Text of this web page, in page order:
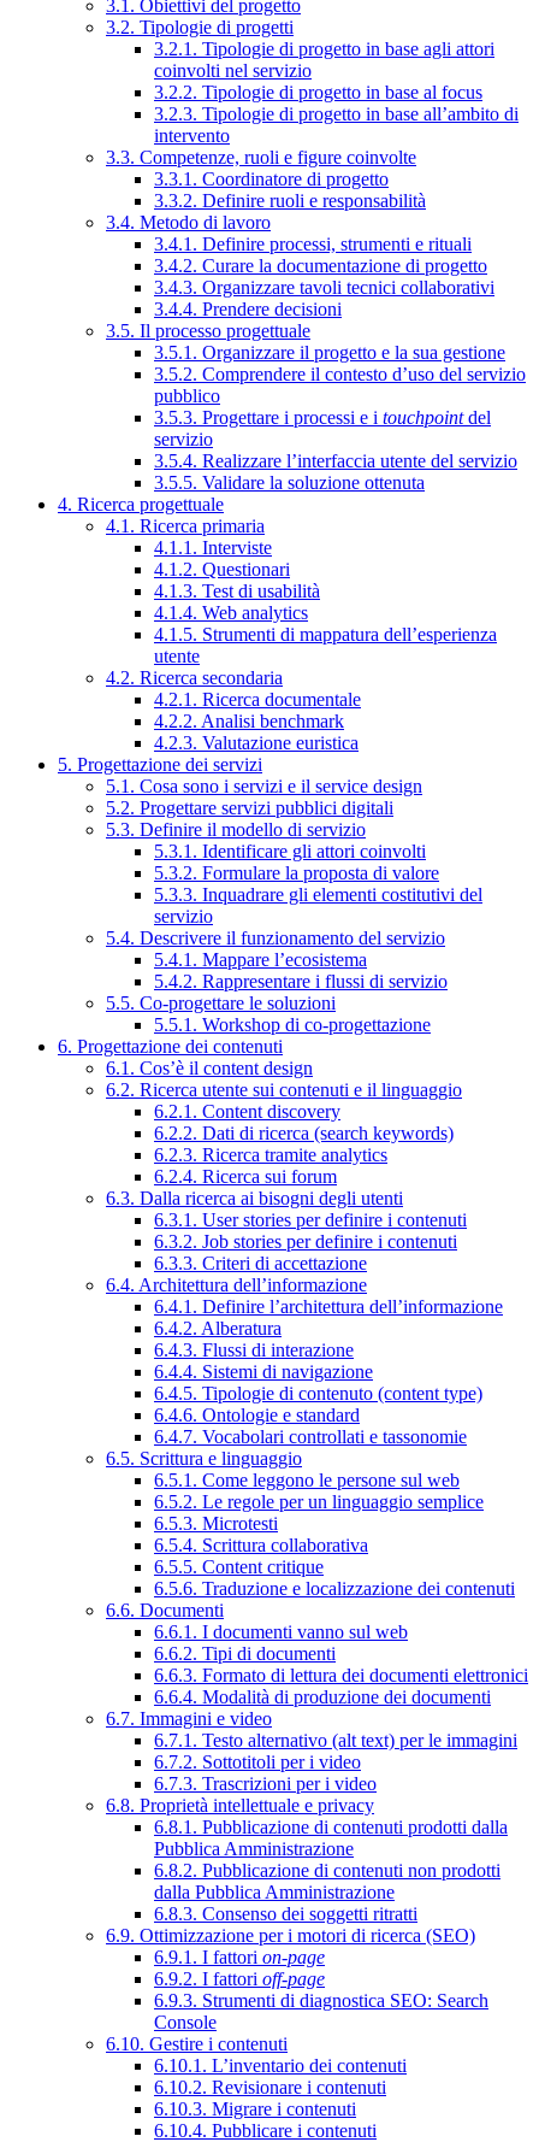
3.1. Obiettivi del progetto
3.2. Tipologie di progetti
3.2.1. Tipologie di progetto in base agli attori
coinvolti nel servizio
3.2.2. Tipologie di progetto in base al focus
3.2.3. Tipologie di progetto in base all’ambito di
intervento
3.3. Competenze, ruoli e figure coinvolte
3.3.1. Coordinatore di progetto
3.3.2. Definire ruoli e responsabilità
3.4. Metodo di lavoro
3.4.1. Definire processi, strumenti e rituali
3.4.2. Curare la documentazione di progetto
3.4.3. Organizzare tavoli tecnici collaborativi
3.4.4. Prendere decisioni
3.5. Il processo progettuale
3.5.1. Organizzare il progetto e la sua gestione
3.5.2. Comprendere il contesto d’uso del servizio
pubblico
3.5.3. Progettare i processi e i touchpointdel
servizio
3.5.4. Realizzare l’interfaccia utente del servizio
3.5.5. Validare la soluzione ottenuta
4. Ricerca progettuale
4.1. Ricerca primaria
4.1.1. Interviste
4.1.2. Questionari
4.1.3. Test di usabilità
4.1.4. Web analytics
4.1.5. Strumenti di mappatura dell’esperienza
utente
4.2. Ricerca secondaria
4.2.1. Ricerca documentale
4.2.2. Analisi benchmark
4.2.3. Valutazione euristica
5. Progettazione dei servizi
5.1. Cosa sono i servizi e il service design
5.2. Progettare servizi pubblici digitali
5.3. Definire il modello di servizio
5.3.1. Identificare gli attori coinvolti
5.3.2. Formulare la proposta di valore
5.3.3. Inquadrare gli elementi costitutivi del
servizio
5.4. Descrivere il funzionamento del servizio
5.4.1. Mappare l’ecosistema
5.4.2. Rappresentare i flussi di servizio
5.5. Co-progettare le soluzioni
5.5.1. Workshop di co-progettazione
6. Progettazione dei contenuti
6.1. Cos’è il content design
6.2. Ricerca utente sui contenuti e il linguaggio
6.2.1. Content discovery
6.2.2. Dati di ricerca (search keywords)
6.2.3. Ricerca tramite analytics
6.2.4. Ricerca sui forum
6.3. Dalla ricerca ai bisogni degli utenti
6.3.1. User stories per definire i contenuti
6.3.2. Job stories per definire i contenuti
6.3.3. Criteri di accettazione
6.4. Architettura dell’informazione
6.4.1. Definire l’architettura dell’informazione
6.4.2. Alberatura
6.4.3. Flussi di interazione
6.4.4. Sistemi di navigazione
6.4.5. Tipologie di contenuto (content type)
6.4.6. Ontologie e standard
6.4.7. Vocabolari controllati e tassonomie
6.5. Scrittura e linguaggio
6.5.1. Come leggono le persone sul web
6.5.2. Le regole per un linguaggio semplice
6.5.3. Microtesti
6.5.4. Scrittura collaborativa
6.5.5. Content critique
6.5.6. Traduzione e localizzazione dei contenuti
6.6. Documenti
6.6.1. I documenti vanno sul web
6.6.2. Tipi di documenti
6.6.3. Formato di lettura dei documenti elettronici
6.6.4. Modalità di produzione dei documenti
6.7. Immagini e video
6.7.1. Testo alternativo (alt text) per le immagini
6.7.2. Sottotitoli per i video
6.7.3. Trascrizioni per i video
6.8. Proprietà intellettuale e privacy
6.8.1. Pubblicazione di contenuti prodotti dalla
Pubblica Amministrazione
6.8.2. Pubblicazione di contenuti non prodotti
dalla Pubblica Amministrazione
6.8.3. Consenso dei soggetti ritratti
6.9. Ottimizzazione per i motori di ricerca (SEO)
6.9.1. I fattori on-page
6.9.2. I fattori off-page
6.9.3. Strumenti di diagnostica SEO: Search
Console
6.10. Gestire i contenuti
6.10.1. L’inventario dei contenuti
6.10.2. Revisionare i contenuti
6.10.3. Migrare i contenuti
6.10.4. Pubblicare i contenuti